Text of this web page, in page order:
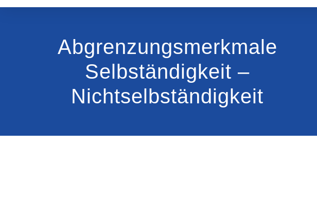
Abgrenzungsmerkmale
Selbständigkeit –
Nichtselbständigkeit